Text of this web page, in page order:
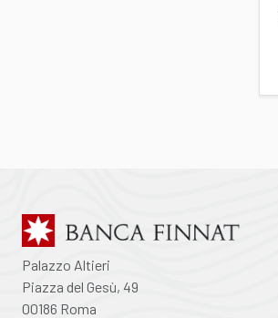
Palazzo Altieri
Piazza del Gesù, 49
00186 Roma